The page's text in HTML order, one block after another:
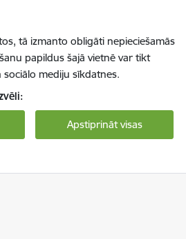
tā izmanto obligāti nepieciešamās
papildus šajā vietnē var tikt
mediju sīkdatnes.
Apstiprināt visas